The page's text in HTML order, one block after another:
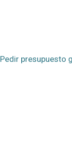
Pedir presupuesto